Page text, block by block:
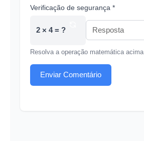
Verificação de segurança *
2 × 4 = ?
Resolva a operação matemática acima
Enviar Comentário